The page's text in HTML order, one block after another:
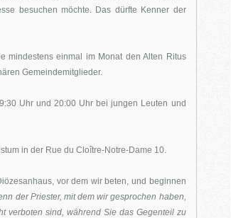
besuchen möchte. Das dürfte Kenner der
mindestens einmal im Monat den Alten Ritus
Gemeindemitglieder.
Uhr und 20:00 Uhr bei jungen Leuten und
in der Rue du Cloître-Notre-Dame 10.
vor dem wir beten, und beginnen
der Priester, mit dem wir gesprochen haben,
verboten sind, während Sie das Gegenteil zu